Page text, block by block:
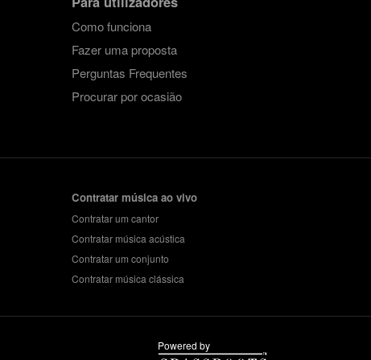
Como funciona
Fazer uma proposta
Perguntas Frequentes
Procurar por ocasião
Contratar música ao vivo
Contratar um cantor
Contratar música acústica
Contratar um conjunto
Contratar música clássica